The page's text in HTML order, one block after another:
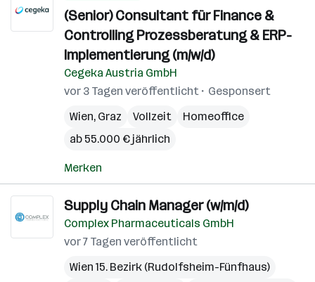
(Senior) Consultant für Finance &
Controlling Prozessberatung & ERP-
Implementierung (m/w/d)
Cegeka Austria GmbH
vor 3 Tagen veröffentlicht
Gesponsert
Wien, Graz Vollzeit
Homeoffice
ab 55.000 € jährlich
Merken
Supply Chain Manager (w/m/d)
Complex Pharmaceuticals GmbH
vor 7 Tagen veröffentlicht
Wien 15. Bezirk (Rudolfsheim-Fünfhaus)